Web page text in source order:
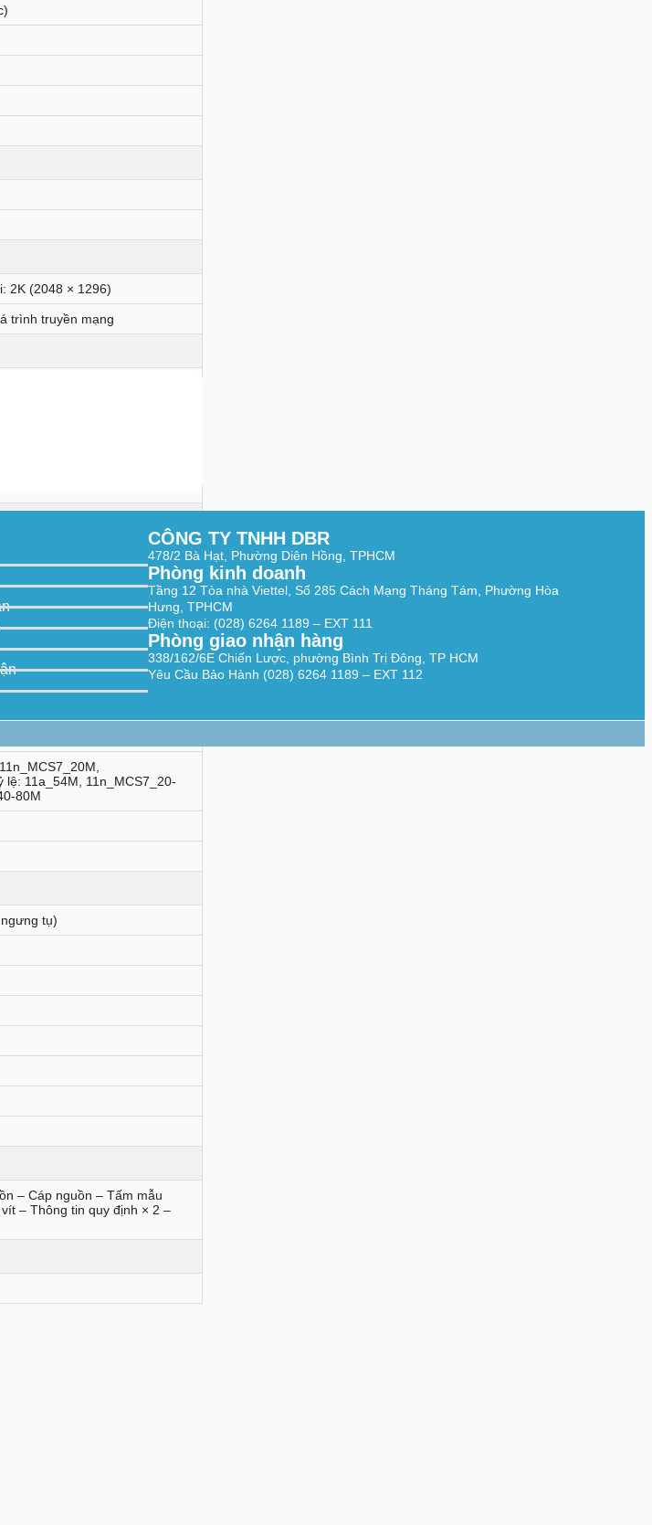
2K (2048 × 1296)
trình truyền mạng
lệ: 11a_54M, 11n_MCS7_20-
80M
tụ)
– Cáp nguồn – Tấm mẫu
– Thông tin quy định × 2 –
CÔNG TY TNHH DBR
478/2 Bà Hạt, Phường Diên Hồng, TPHCM
Phòng kinh doanh
Tầng 12 Tòa nhà Viettel, Số 285 Cách Mạng Tháng Tám, Phường Hòa
Hưng, TPHCM
Điện thoại: (028) 6264 1189 – EXT 111
Phòng giao nhận hàng
338/162/6E Chiến Lược, phường Bình Trị Đông, TP HCM
Yêu Cầu Bảo Hành (028) 6264 1189 – EXT 112